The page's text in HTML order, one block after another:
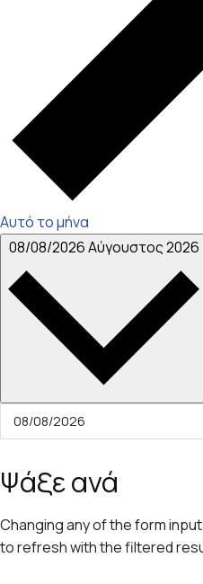
Αυτό το μήνα
08/08/2026Αύγουστος 2026
Ψάξε ανά
Changing any of the form
to refresh with the filtered